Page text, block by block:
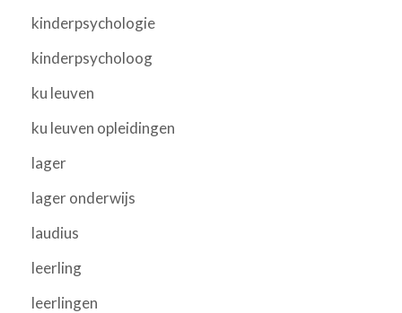
kinderpsychologie
kinderpsycholoog
ku leuven
ku leuven opleidingen
lager
lager onderwijs
laudius
leerling
leerlingen